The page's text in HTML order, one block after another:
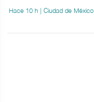
Hace 10 h | Ciudad de México